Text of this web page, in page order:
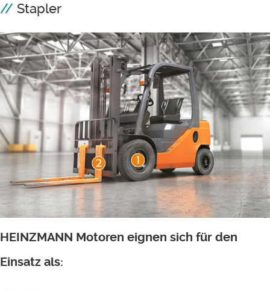
Stapler
HEINZMANN Motoren eignen sich für den
Einsatz als: